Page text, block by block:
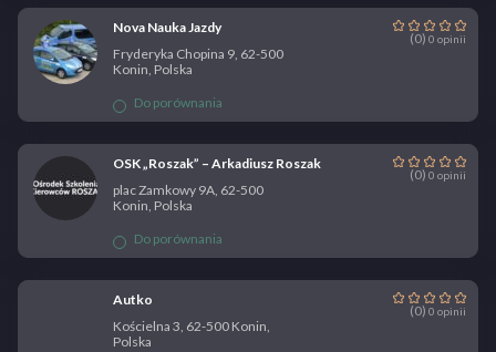
Nova Nauka Jazdy
(0) 0 opinii
Fryderyka Chopina 9, 62-500
Konin, Polska
Do porównania
OSK „Roszak” – Arkadiusz Roszak
(0) 0 opinii
plac Zamkowy 9A, 62-500
Konin, Polska
Do porównania
Autko
(0) 0 opinii
Kościelna 3, 62-500 Konin,
Polska